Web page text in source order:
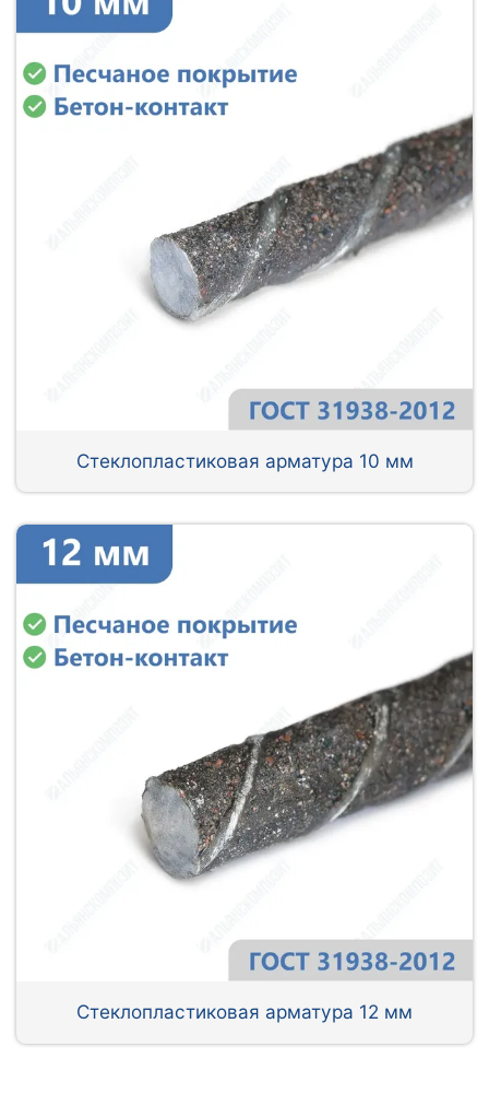
Стеклопластиковая арматура 10 мм
Стеклопластиковая арматура 12 мм